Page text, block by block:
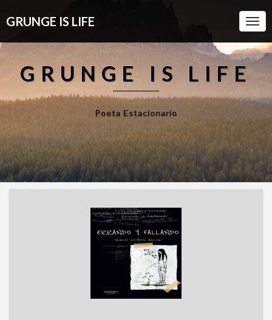
GRUNGE IS LIFE
GRUNGE IS LIFE
Poeta Estacionario